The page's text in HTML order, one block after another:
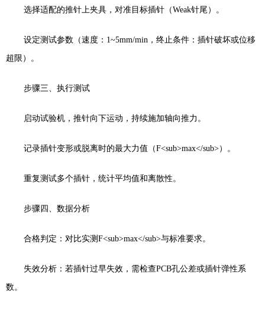
选择适配的推针上夹具，对准目标插针（Weak针尾）。
设定测试参数（速度： 1~5mm/min ，终止条件：插针破坏或位移
超限）。
步骤三、执行测试
启动试验机，推针向下运动，持续施加轴向推力。
记录插针变形或脱离时的最大力值（F<sub>max</sub>）。
重复测试多个插针，统计平均值和离散性。
步骤四、数据分析
合格判定：对比实测 F<sub>max</sub>与标准要求。
失效分析：若插针过早失效，需检查PCB孔公差或插针弹性系
数。